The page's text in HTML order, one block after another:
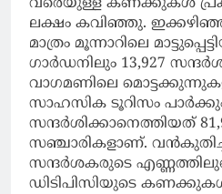
ലക്ഷം കവിഞ്ഞു.
മാത്രം മൂന്നാറിലെ
ഗാര്‍ഡനിലും 13,927
വാഗമണിലെ
സാഹസിക ടൂറിസം
സന്ദര്‍ശിക്കാനെത്തിയത്
സഞ്ചാരികളാണ്.
സന്ദര്‍ശകരുടെ
ഡിടിപിസിയുടെ